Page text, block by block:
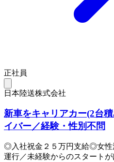
正社員
日本陸送株式会社
新車をキャリアカー(2台
イバー／経験・性別不問
◎入社祝金２５万円支給◎女性
運行／未経験からのスタート